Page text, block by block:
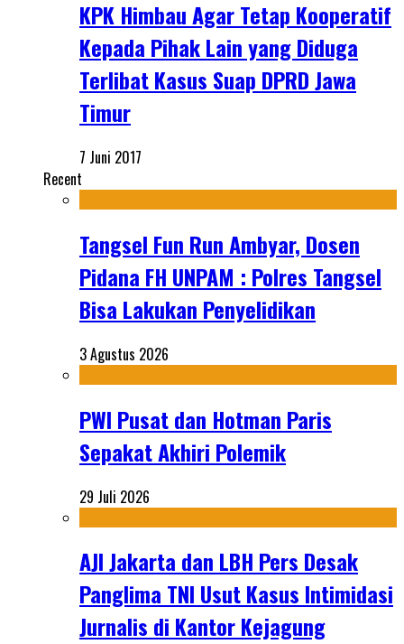
KPK Himbau Agar Tetap Kooperatif
Kepada Pihak Lain yang Diduga
Terlibat Kasus Suap DPRD Jawa
Timur
7 Juni 2017
Recent
Tangsel Fun Run Ambyar, Dosen
Pidana FH UNPAM : Polres Tangsel
Bisa Lakukan Penyelidikan
3 Agustus 2026
PWI Pusat dan Hotman Paris
Sepakat Akhiri Polemik
29 Juli 2026
AJI Jakarta dan LBH Pers Desak
Panglima TNI Usut Kasus Intimidasi
Jurnalis di Kantor Kejagung